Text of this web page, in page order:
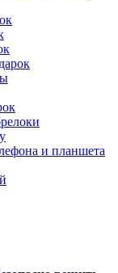
и планшета